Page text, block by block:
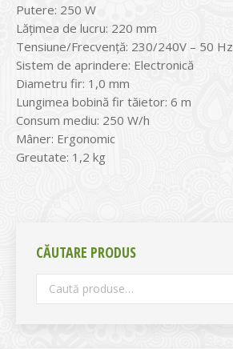
Putere: 250 W
Lăţimea de lucru: 220 mm
Tensiune/Frecvenţă: 230/240V – 50 Hz
Sistem de aprindere: Electronică
Diametru fir: 1,0 mm
Lungimea bobină fir tăietor: 6 m
Consum mediu: 250 W/h
Mâner: Ergonomic
Greutate: 1,2 kg
CĂUTARE PRODUS